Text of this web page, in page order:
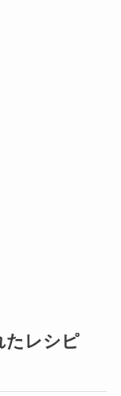
たレシピ